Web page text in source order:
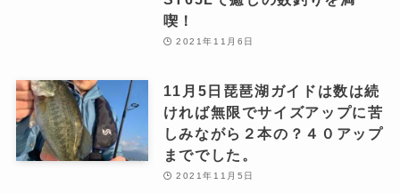
喫！
2021年11月6日
11月5日琵琶湖ガイドは数は続
ければ無限でサイズアップに苦
しみながら２本の？４０アップ
まででした。
2021年11月5日